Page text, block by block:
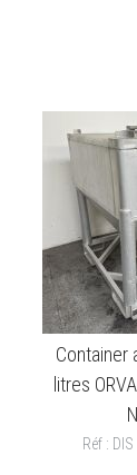
Container
litres
Réf :